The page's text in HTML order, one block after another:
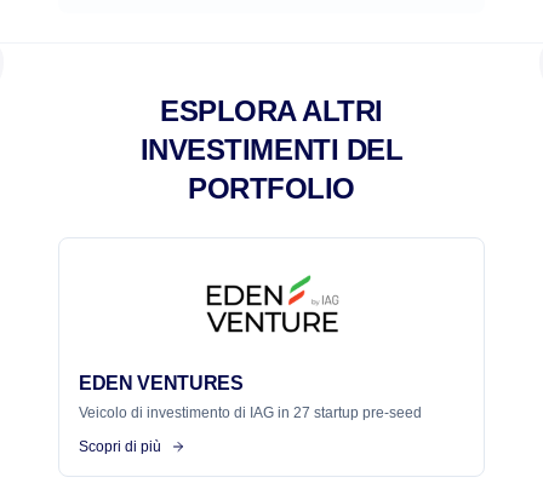
ESPLORA ALTRI
INVESTIMENTI DEL
PORTFOLIO
EDEN VENTURES
Veicolo di investimento di IAG in 27 startup pre-seed
Scopri di più